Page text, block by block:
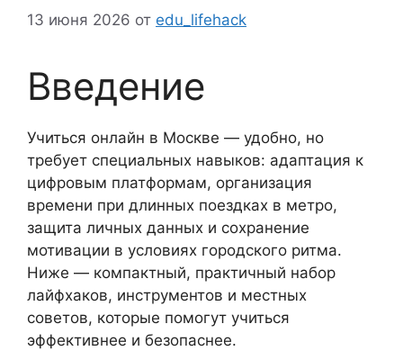
13 июня 2026 от edu_lifehack
Введение
Учиться онлайн в Москве — удобно, но
требует специальных навыков: адаптация к
цифровым платформам, организация
времени при длинных поездках в метро,
защита личных данных и сохранение
мотивации в условиях городского ритма.
Ниже — компактный, практичный набор
лайфхаков, инструментов и местных
советов, которые помогут учиться
эффективнее и безопаснее.